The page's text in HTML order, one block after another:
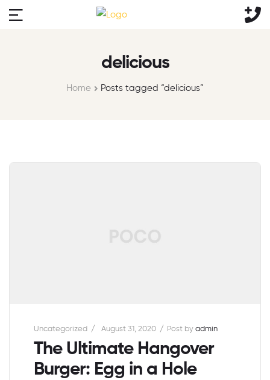
delicious
Home Posts tagged “delicious”
Uncategorized August 31, 2020 Post by admin
The Ultimate Hangover
Burger: Egg in a Hole